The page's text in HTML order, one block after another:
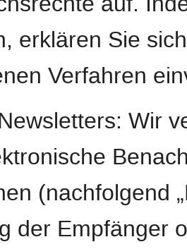
erklären Sie
Verfahren
Wir
(nachfolgend
der Empfänger